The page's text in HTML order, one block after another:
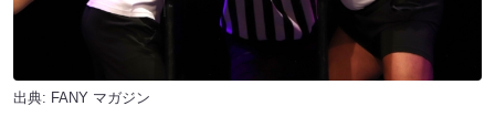
出典: FANY マガジン